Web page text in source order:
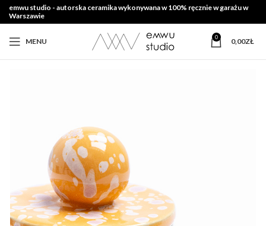
emwu studio - autorska ceramika wykonywana w 100% ręcznie w garażu w
Warszawie
MENU 0 0,00ZŁ